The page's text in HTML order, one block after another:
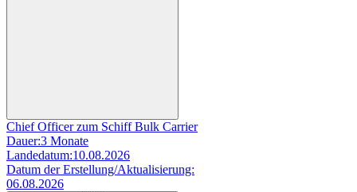
Chief Officer zum Schiff Bulk Carrier
Dauer:3 Monate
Landedatum:10.08.2026
Datum der Erstellung/Aktualisierung:
06.08.2026